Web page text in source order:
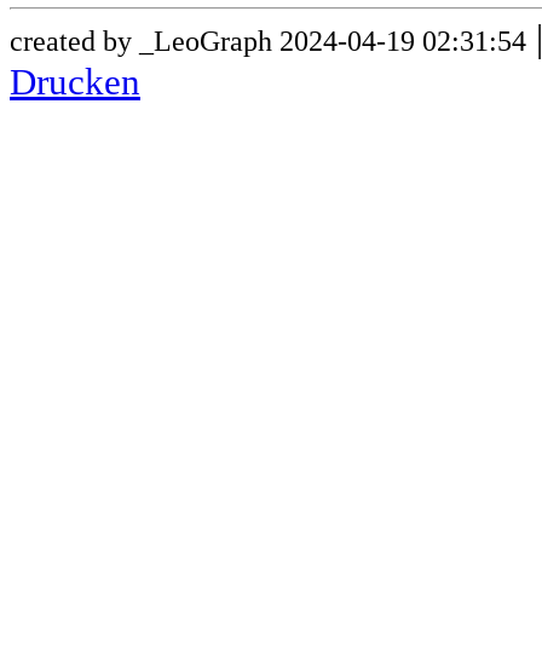
created by _LeoGraph 2024-04-19 02:31:54
Drucken